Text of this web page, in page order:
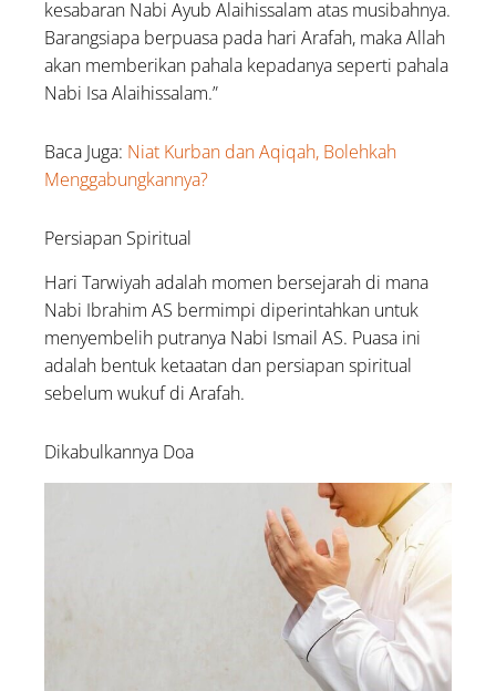
kesabaran Nabi Ayub Alaihissalam atas musibahnya.
Barangsiapa berpuasa pada hari Arafah, maka Allah
akan memberikan pahala kepadanya seperti pahala
Nabi Isa Alaihissalam.”
Baca Juga: Niat Kurban dan Aqiqah, Bolehkah
Menggabungkannya?
Persiapan Spiritual
Hari Tarwiyah adalah momen bersejarah di mana
Nabi Ibrahim AS bermimpi diperintahkan untuk
menyembelih putranya Nabi Ismail AS. Puasa ini
adalah bentuk ketaatan dan persiapan spiritual
sebelum wukuf di Arafah.
Dikabulkannya Doa